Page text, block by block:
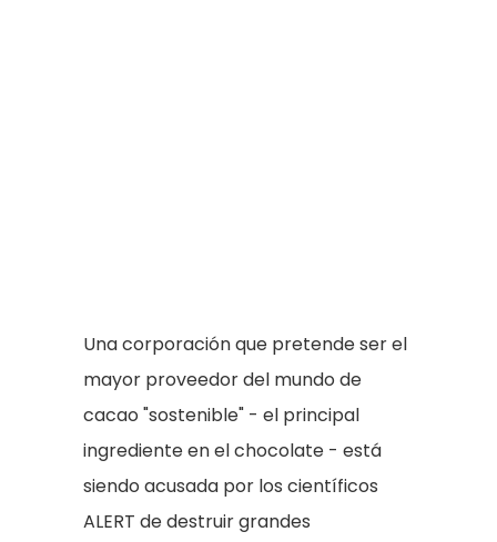
Una corporación que pretende ser el
mayor proveedor del mundo de
cacao "sostenible" - el principal
ingrediente en el chocolate - está
siendo acusada por los científicos
ALERT de destruir grandes